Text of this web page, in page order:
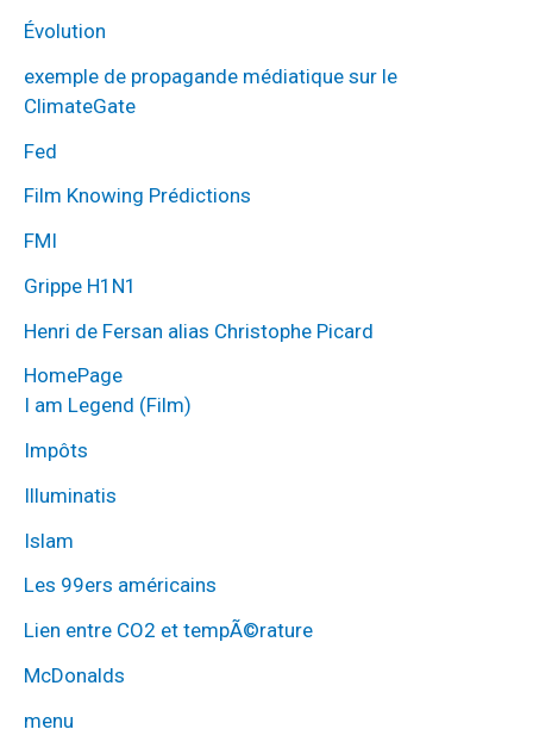
Évolution
exemple de propagande médiatique sur le
ClimateGate
Fed
Film Knowing Prédictions
FMI
Grippe H1N1
Henri de Fersan alias Christophe Picard
HomePage
I am Legend (Film)
Impôts
Illuminatis
Islam
Les 99ers américains
Lien entre CO2 et tempÃ©rature
McDonalds
menu